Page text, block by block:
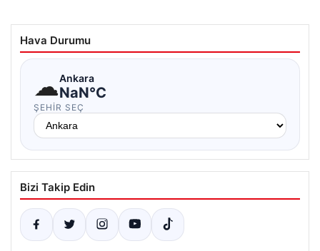
Hava Durumu
☁Ankara
NaN°C
ŞEHIR SEÇ
Bizi Takip Edin